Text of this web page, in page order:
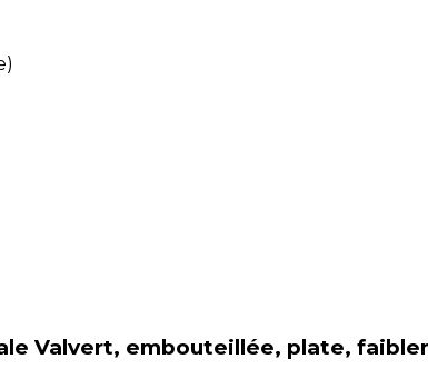
Valvert, embouteillée, plate,